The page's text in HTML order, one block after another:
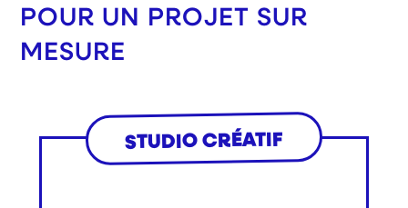
POUR UN PROJET SUR
MESURE
STUDIO CRÉATIF